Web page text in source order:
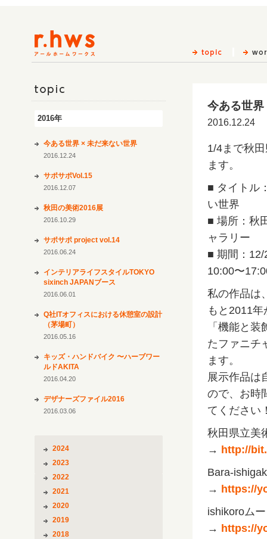
今ある世
2016.12.24
1/4まで秋
ます。
■ タイトル
い世界
■ 場所：秋
ャラリー
■ 期間：
10:00〜
私の作品は
もと2011
「機能と
たファニチ
ます。
展示作品は
ので、お時
てください
秋田県立美
→ http://
Bara-
→ https://
ishikoroム
→ https://
2016年
今ある世界 × 未だ来ない世界
2016.12.24
サポサポVol.15
2016.12.07
秋田の美術2016展
2016.10.29
サポサポ project vol.14
2016.06.24
インテリアライフスタイルTOKYO
sixinch JAPANブース
2016.06.01
Q社ITオフィスにおける休憩室の設計
（茅場町）
2016.05.16
キッズ・ハンドバイク 〜ハーブワー
ルドAKITA
2016.04.20
デザナーズファイル2016
2016.03.06
2024
2023
2022
2021
2020
2019
2018